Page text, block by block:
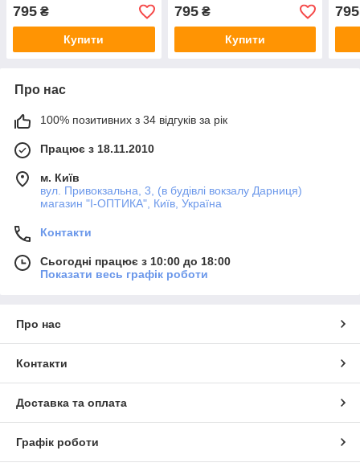
795 ₴
Купити
795₴
Купити
795
Про нас
100% позитивних з 34 відгуків за рік
Працює з 18.11.2010
м. Київ
вул. Привокзальна, 3, (в будівлі вокзалу Дарниця)
магазин "I-ОПТИКА", Київ, Україна
Контакти
Сьогодні працює з 10:00 до 18:00
Показати весь графік роботи
Про нас
Контакти
Доставка та оплата
Графік роботи